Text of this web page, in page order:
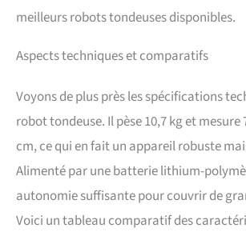
%, il revient
station de
le travail
charge. Même
pluie, il retourne
station de
pouvez utiliser
pour retarder la
jusqu'à ce que
s'arrête et que
meilleurs robots tondeuses disponibles.
Aspects techniques et comparatifs
Voyons de plus près les spécifications
robot tondeuse. Il pèse 10,7 kg et mesure
cm, ce qui en fait un appareil robuste
Alimenté par une batterie lithium-
autonomie suffisante pour couvrir de
Voici un tableau comparatif des